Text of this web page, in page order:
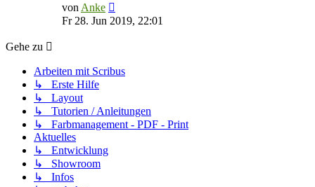
von Anke
Beitrag
Fr 28. Jun 2019, 22:01
Gehe zu
Arbeiten mit Scribus
↳ Erste Hilfe
↳ Layout
↳ Tutorien / Anleitungen
↳ Farbmanagement - PDF - Print
Aktuelles
↳ Entwicklung
↳ Showroom
↳ Infos